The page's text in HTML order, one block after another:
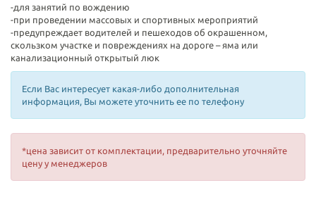
-для занятий по вождению
-при проведении массовых и спортивных мероприятий
-предупреждает водителей и пешеходов об окрашенном,
скользком участке и повреждениях на дороге – яма или
канализационный открытый люк
Если Вас интересует какая-либо дополнительная
информация, Вы можете уточнить ее по телефону
*цена зависит от комплектации, предварительно уточняйте
цену у менеджеров